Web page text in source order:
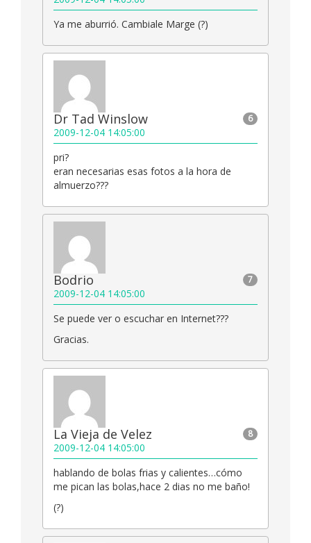
Ya me aburrió. Cambiale Marge (?)
6
Dr Tad Winslow
2009-12-04 14:05:00
pri?
eran necesarias esas fotos a la hora de
almuerzo???
7
Bodrio
2009-12-04 14:05:00
Se puede ver o escuchar en Internet???
Gracias.
8
La Vieja de Velez
2009-12-04 14:05:00
hablando de bolas frias y calientes…cómo
me pican las bolas,hace 2 dias no me baño!
(?)